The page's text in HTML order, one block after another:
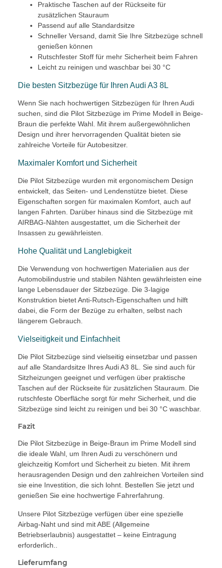
Praktische Taschen auf der Rückseite für
zusätzlichen Stauraum
Passend auf alle Standardsitze
Schneller Versand, damit Sie Ihre Sitzbezüge schnell
genießen können
Rutschfester Stoff für mehr Sicherheit beim Fahren
Leicht zu reinigen und waschbar bei 30 °C
Die besten Sitzbezüge für Ihren Audi A3 8L
Wenn Sie nach hochwertigen Sitzbezügen für Ihren Audi
suchen, sind die Pilot Sitzbezüge im Prime Modell in Beige-
Braun die perfekte Wahl. Mit ihrem außergewöhnlichen
Design und ihrer hervorragenden Qualität bieten sie
zahlreiche Vorteile für Autobesitzer.
Maximaler Komfort und Sicherheit
Die Pilot Sitzbezüge wurden mit ergonomischem Design
entwickelt, das Seiten- und Lendenstütze bietet. Diese
Eigenschaften sorgen für maximalen Komfort, auch auf
langen Fahrten. Darüber hinaus sind die Sitzbezüge mit
AIRBAG-Nähten ausgestattet, um die Sicherheit der
Insassen zu gewährleisten.
Hohe Qualität und Langlebigkeit
Die Verwendung von hochwertigen Materialien aus der
Automobilindustrie und stabilen Nähten gewährleisten eine
lange Lebensdauer der Sitzbezüge. Die 3-lagige
Konstruktion bietet Anti-Rutsch-Eigenschaften und hilft
dabei, die Form der Bezüge zu erhalten, selbst nach
längerem Gebrauch.
Vielseitigkeit und Einfachheit
Die Pilot Sitzbezüge sind vielseitig einsetzbar und passen
auf alle Standardsitze Ihres Audi A3 8L. Sie sind auch für
Sitzheizungen geeignet und verfügen über praktische
Taschen auf der Rückseite für zusätzlichen Stauraum. Die
rutschfeste Oberfläche sorgt für mehr Sicherheit, und die
Sitzbezüge sind leicht zu reinigen und bei 30 °C waschbar.
Fazit
Die Pilot Sitzbezüge in Beige-Braun im Prime Modell sind
die ideale Wahl, um Ihren Audi zu verschönern und
gleichzeitig Komfort und Sicherheit zu bieten. Mit ihrem
herausragenden Design und den zahlreichen Vorteilen sind
sie eine Investition, die sich lohnt. Bestellen Sie jetzt und
genießen Sie eine hochwertige Fahrerfahrung.
Unsere Pilot Sitzbezüge verfügen über eine spezielle
Airbag-Naht und sind mit ABE (Allgemeine
Betriebserlaubnis) ausgestattet – keine Eintragung
erforderlich..
Lieferumfang